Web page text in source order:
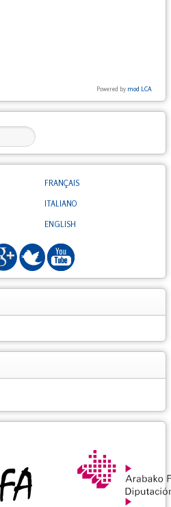
Powered by mod LCA
FRANÇAIS
ITALIANO
ENGLISH